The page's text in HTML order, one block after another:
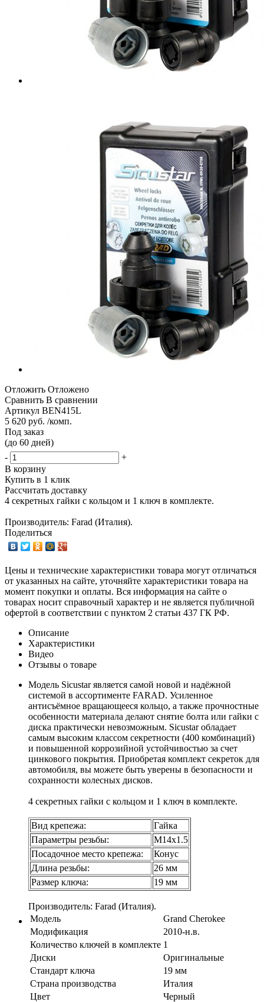
Отложить Отложено
Сравнить В сравнении
Артикул BEN415L
5 620 руб. /комп.
Под заказ
(до 60 дней)
-
+
В корзину
Купить в 1 клик
Рассчитать доставку
4 секретных гайки с кольцом и 1 ключ в комплекте.
Производитель: Farad (Италия).
Поделиться
Цены и технические характеристики товара могут отличаться
от указанных на сайте, уточняйте характеристики товара на
момент покупки и оплаты. Вся информация на сайте о
товарах носит справочный характер и не является публичной
офертой в соответствии с пунктом 2 статьи 437 ГК РФ.
Описание
Характеристики
Видео
Отзывы о товаре
Модель Sicustar является самой новой и надёжной
системой в ассортименте FARAD. Усиленное
антисъёмное вращающееся кольцо, а также прочностные
особенности материала делают снятие болта или гайки с
диска практически невозможным. Sicustar обладает
самым высоким классом секретности (400 комбинаций)
и повышенной коррозийной устойчивостью за счет
цинкового покрытия. Приобретая комплект секреток для
автомобиля, вы можете быть уверены в безопасности и
сохранности колесных дисков.
4 секретных гайки с кольцом и 1 ключ в комплекте.
Вид крепежа:
Гайка
Параметры резьбы:
М14х1.5
Посадочное место крепежа:
Конус
Длина резьбы:
26 мм
Размер ключа:
19 мм
Производитель: Farad (Италия).
Модель
Grand Cherokee
Модификация
2010-н.в.
Количество ключей в комплекте 1
Диски
Оригинальные
Стандарт ключа
19 мм
Страна производства
Италия
Цвет
Черный